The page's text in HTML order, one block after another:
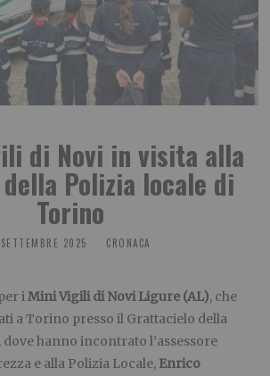
di Novi in visita alla
Polizia locale di
Torino
2025 CRONACA
iMini Vigili di Novi Ligure (AL), che
a Torino presso il Grattacielo della
hanno incontrato l’assessore
e alla Polizia Locale, Enrico